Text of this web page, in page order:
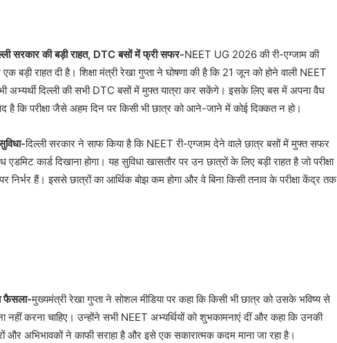
सरकार की बड़ी राहत, DTC बसों में फ्री सफर-NEET UG 2026 की री-एग्जाम की
बड़ी राहत दी है। शिक्षा मंत्री रेखा गुप्ता ने घोषणा की है कि 21 जून को होने वाली NEET
अभ्यर्थी दिल्ली की सभी DTC बसों में मुफ्त यात्रा कर सकेंगे। इसके लिए बस में अपना वैध
है कि परीक्षा जैसे अहम दिन पर किसी भी छात्र को आने-जाने में कोई दिक्कत न हो।
दिल्ली सरकार ने साफ किया है कि NEET री-एग्जाम देने वाले छात्र बसों में मुफ्त सफर
कार्ड दिखाना होगा। यह सुविधा खासतौर पर उन छात्रों के लिए बड़ी राहत है जो परीक्षा
हैं। इससे छात्रों का आर्थिक बोझ कम होगा और वे बिना किसी तनाव के परीक्षा केंद्र तक
फैसला-मुख्यमंत्री रेखा गुप्ता ने सोशल मीडिया पर कहा कि किसी भी छात्र को उसके भविष्य से
नहीं करना चाहिए। उन्होंने सभी NEET अभ्यर्थियों को शुभकामनाएं दीं और कहा कि उनकी
अभिभावकों ने काफी सराहा है और इसे एक सकारात्मक कदम माना जा रहा है।